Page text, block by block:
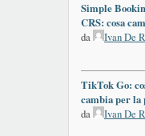
Simple
CRS: cosa
da
Ivan De
TikTok Go:
cambia per la
da
Ivan De